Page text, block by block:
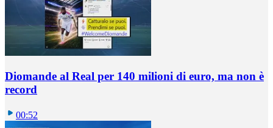
Diomande al Real per 140 milioni di euro, ma non è
record
00:52